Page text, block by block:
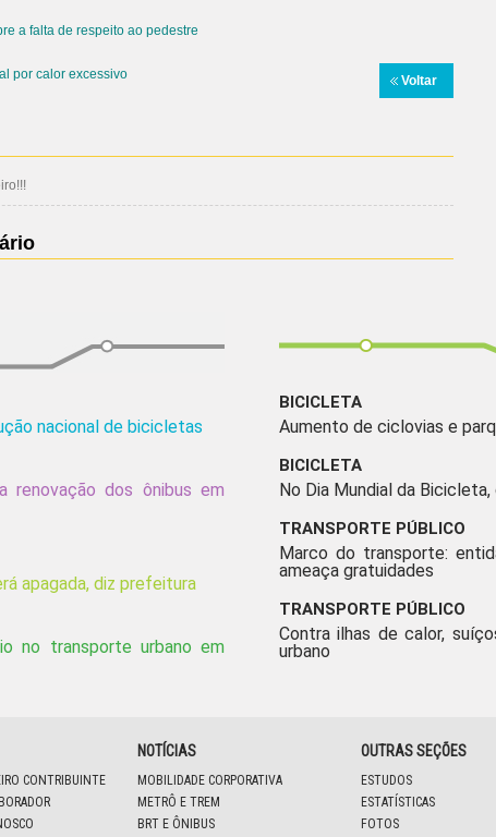
a falta de respeito ao pedestre
por calor excessivo
Voltar
nacional de bicicletas
renovação dos ônibus em
apagada, diz prefeitura
no transporte urbano em
BICICLETA
Aumento de ciclovias e
BICICLETA
No Dia Mundial da
TRANSPORTE PÚBLICO
Marco do transporte:
ameaça gratuidades
TRANSPORTE PÚBLICO
Contra ilhas de calor,
urbano
CONTRIBUINTE
NOTÍCIAS
MOBILIDADE CORPORATIVA
METRÔ E TREM
BRT E ÔNIBUS
OUTRAS SEÇÕES
ESTUDOS
ESTATÍSTICAS
FOTOS